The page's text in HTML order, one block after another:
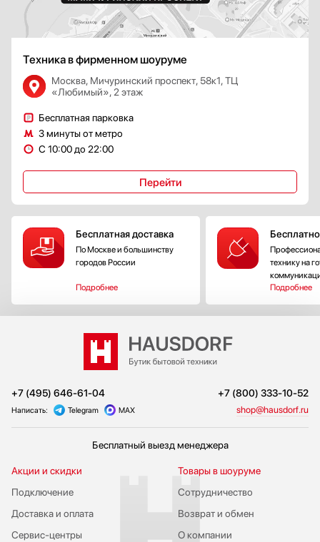
Техника в фирменном шоуруме
Москва, Мичуринский проспект, 58к1, ТЦ
«Любимый», 2 этаж
Бесплатная парковка
3 минуты от метро
С 10:00 до 22:00
Перейти
Бесплатная доставка
По Москве и большинству
городов России
Подробнее
технику на
Подробнее
+7 (495) 646-61-04 +7 (800) 333-10-52
Написать: Telegram MAX shop@hausdorf.ru
Бесплатный выезд менеджера
Акции и скидки
Подключение
Сервис-центры
Доставка и оплата
Сотрудничество
Возврат и обмен
Товары в шоуруме
О компании